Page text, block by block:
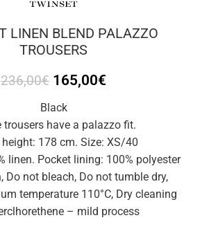
LINEN BLEND PALAZZO
TROUSERS
236,00€ 165,00€
Black
trousers have a palazzo fit.
height: 178 cm. Size: XS/40
linen. Pocket lining: 100% polyester
Do not bleach, Do not tumble dry,
temperature 110°C, Dry cleaning
– mild process